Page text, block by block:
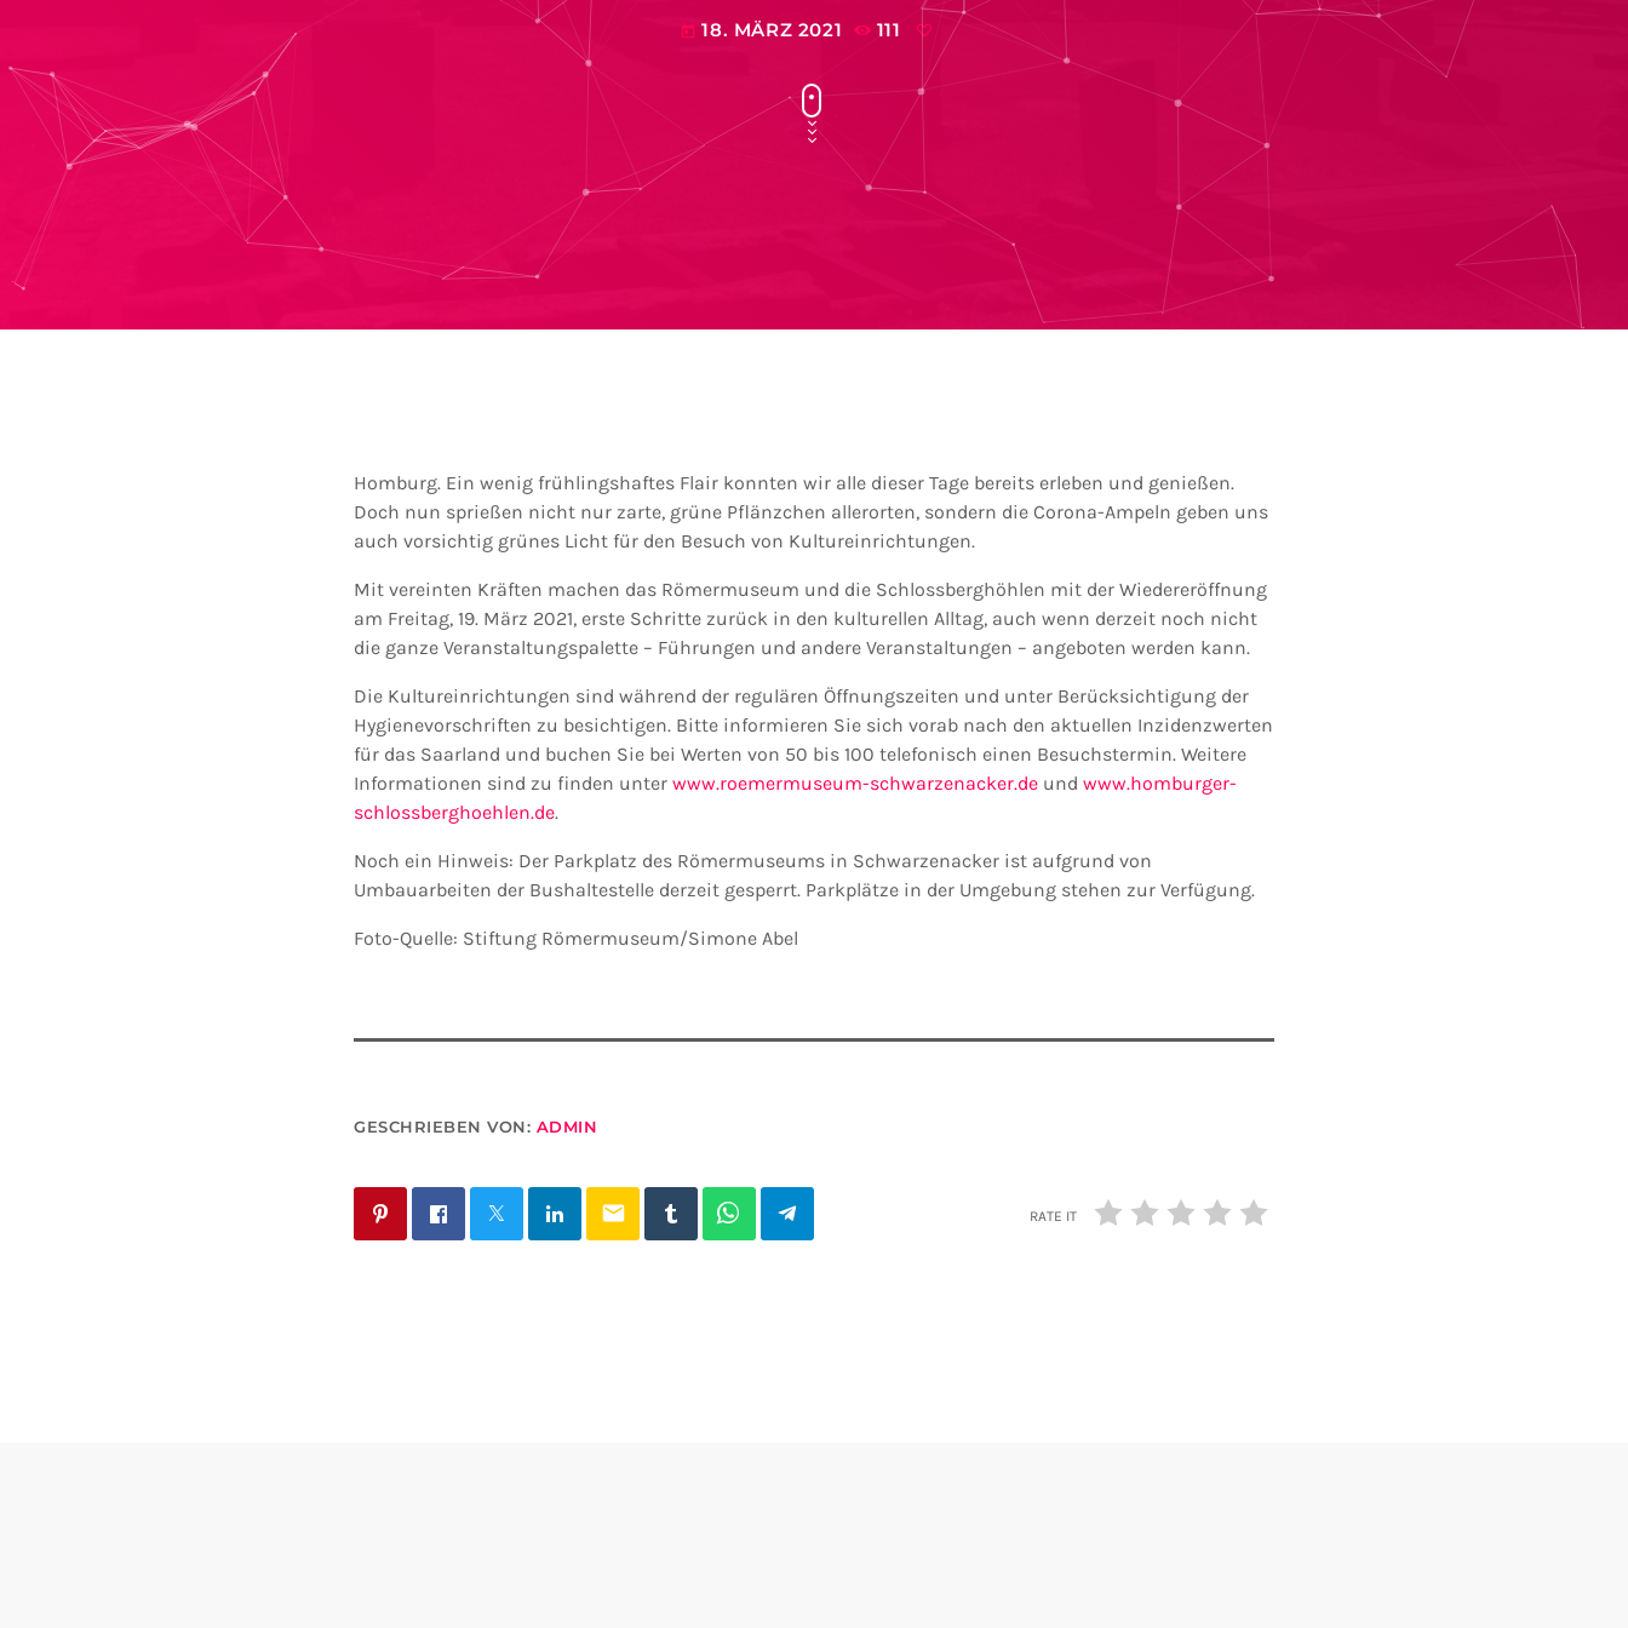
today 18. MÄRZ 2021 111
Homburg. Ein wenig frühlingshaftes Flair konnten wir alle dieser Tage bereits erleben und genießen.
Doch nun sprießen nicht nur zarte, grüne Pflänzchen allerorten, sondern die Corona-Ampeln geben uns
auch vorsichtig grünes Licht für den Besuch von Kultureinrichtungen.
Mit vereinten Kräften machen das Römermuseum und die Schlossberghöhlen mit der Wiedereröffnung
am Freitag, 19. März 2021, erste Schritte zurück in den kulturellen Alltag, auch wenn derzeit noch nicht
die ganze Veranstaltungspalette – Führungen und andere Veranstaltungen – angeboten werden kann.
Die Kultureinrichtungen sind während der regulären Öffnungszeiten und unter Berücksichtigung der
Hygienevorschriften zu besichtigen. Bitte informieren Sie sich vorab nach den aktuellen Inzidenzwerten
für das Saarland und buchen Sie bei Werten von 50 bis 100 telefonisch einen Besuchstermin. Weitere
Informationen sind zu finden unter www.roemermuseum-schwarzenacker.de und www.homburger-
schlossberghoehlen.de.
Noch ein Hinweis: Der Parkplatz des Römermuseums in Schwarzenacker ist aufgrund von
Umbauarbeiten der Bushaltestelle derzeit gesperrt. Parkplätze in der Umgebung stehen zur Verfügung.
Foto-Quelle: Stiftung Römermuseum/Simone Abel
GESCHRIEBEN VON: ADMIN
email RATE IT